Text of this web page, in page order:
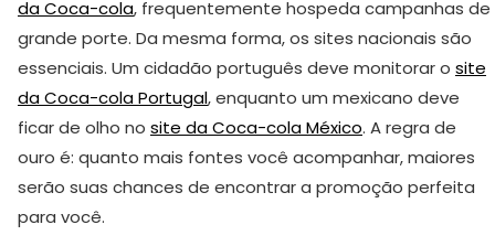
da Coca-cola, frequentemente hospeda campanhas de
grande porte. Da mesma forma, os sites nacionais são
essenciais. Um cidadão português deve monitorar o site
da Coca-cola Portugal, enquanto um mexicano deve
ficar de olho no site da Coca-cola México. A regra de
ouro é: quanto mais fontes você acompanhar, maiores
serão suas chances de encontrar a promoção perfeita
para você.